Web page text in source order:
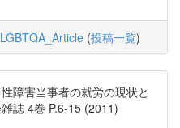
(投稿一覧)
障害当事者の就労の現状と
誌 4巻 P.6-15 (2011)